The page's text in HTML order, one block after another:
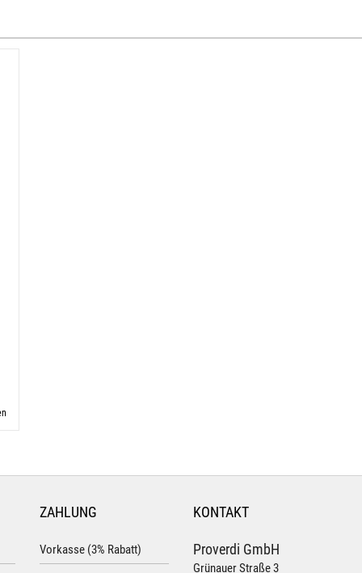
ZAHLUNG
Vorkasse (3% Rabatt)
KONTAKT
Proverdi GmbH
Grünauer Straße 3